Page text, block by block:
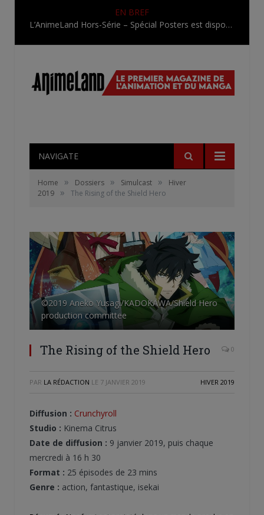
EN BREF
L’AnimeLand Hors-Série – Spécial Posters est disponible !
NAVIGATE
Home » Dossiers » Simulcast »
Hiver
2019
» The Rising of the Shield Hero
©2019 Aneko Yusagi/KADOKAWA/Shield Hero
production committee
The Rising of the Shield Hero 0
PAR LA RÉDACTION LE 7 JANVIER 2019 HIVER 2019
Diffusion : Crunchyroll
Studio : Kinema Citrus
Date de diffusion : 9 janvier 2019, puis chaque
mercredi à 16 h 30
Format : 25 épisodes de 23 mins
Genre : action, fantastique, isekai